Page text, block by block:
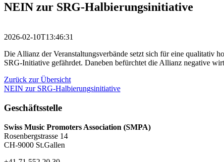
NEIN zur SRG-Halbierungsinitiative
2026-02-10T13:46:31
Die Allianz der Veranstaltungsverbände setzt sich für eine qualitativ
SRG-Initiative gefährdet. Daneben befürchtet die Allianz negative
Zurück zur Übersicht
NEIN zur SRG-Halbierungsinitiative
Geschäftsstelle
Swiss Music Promoters Association (SMPA)
Rosenbergstrasse 14
CH-9000 St.Gallen